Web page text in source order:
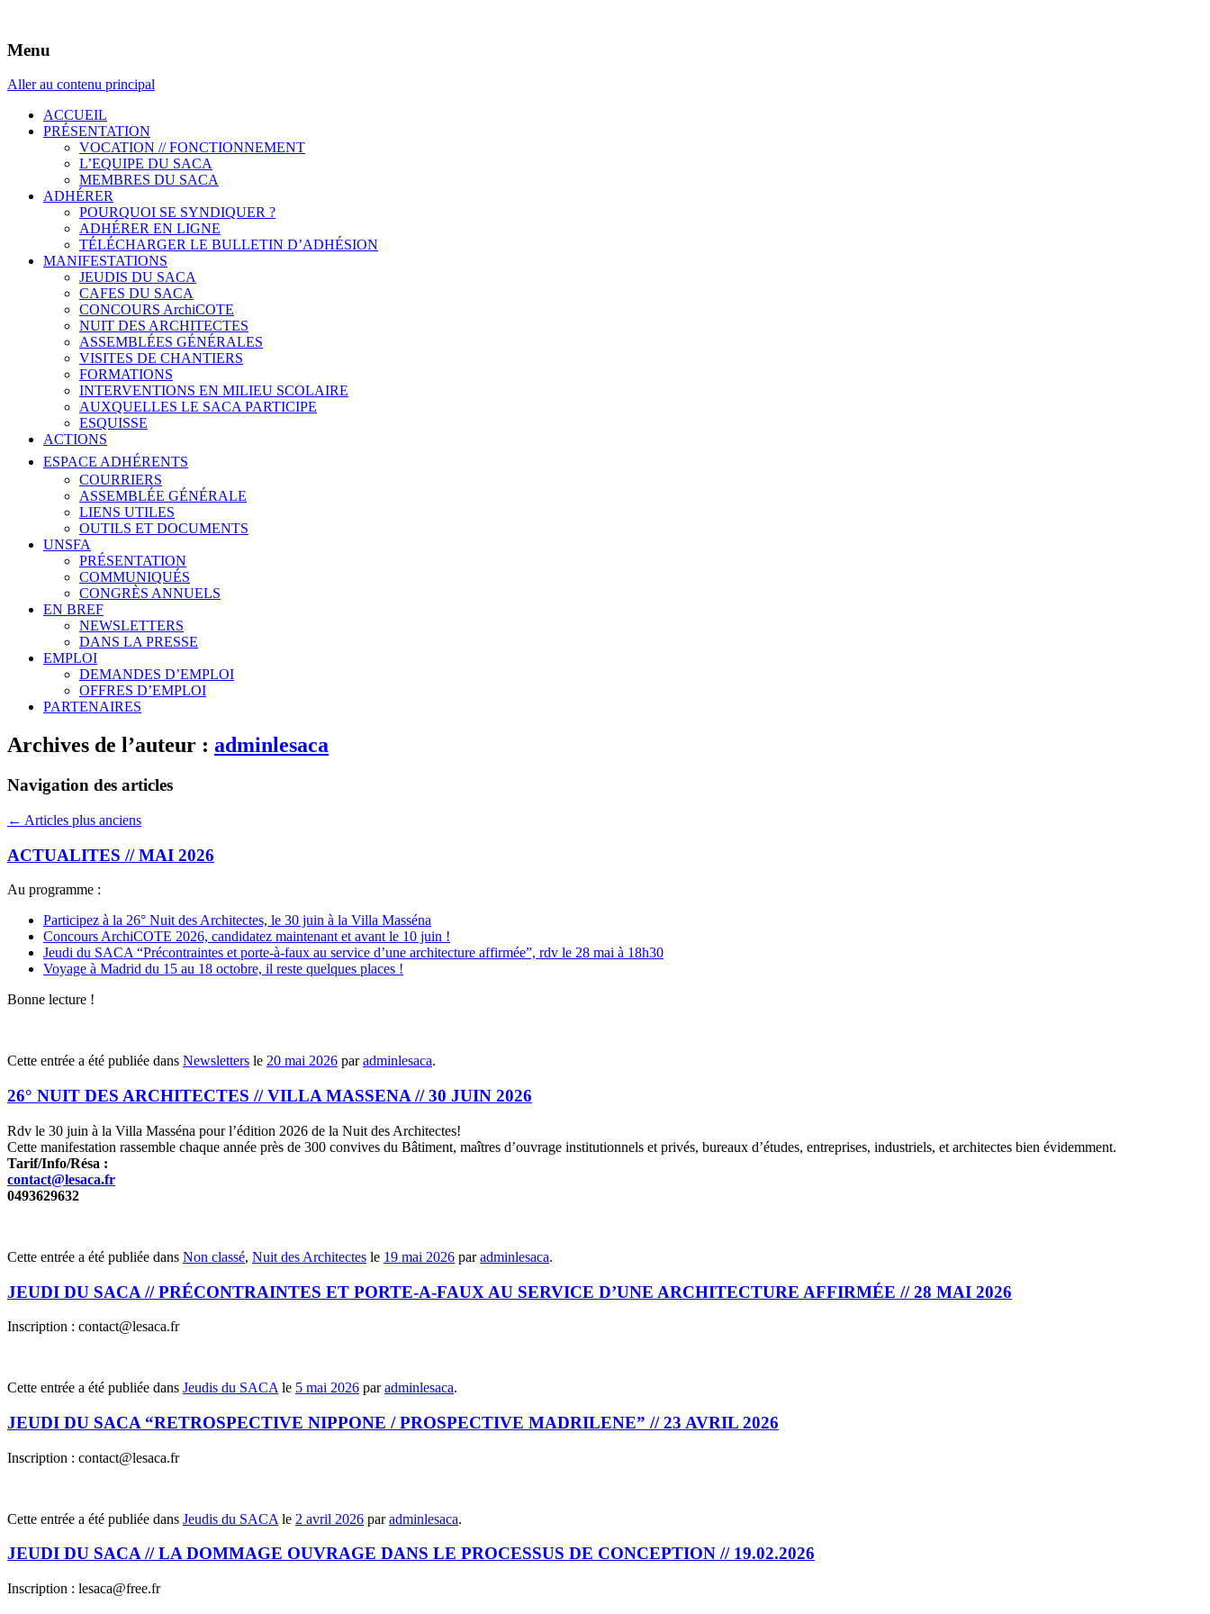
Le SACA
Menu
Aller au contenu principal
ACCUEIL
PRÉSENTATION
VOCATION // FONCTIONNEMENT
L’EQUIPE DU SACA
MEMBRES DU SACA
ADHÉRER
POURQUOI SE SYNDIQUER ?
ADHÉRER EN LIGNE
TÉLÉCHARGER LE BULLETIN D’ADHÉSION
MANIFESTATIONS
JEUDIS DU SACA
CAFES DU SACA
CONCOURS ArchiCOTE
NUIT DES ARCHITECTES
ASSEMBLÉES GÉNÉRALES
VISITES DE CHANTIERS
FORMATIONS
INTERVENTIONS EN MILIEU SCOLAIRE
AUXQUELLES LE SACA PARTICIPE
ESQUISSE
ACTIONS
ESPACE ADHÉRENTS
COURRIERS
ASSEMBLÉE GÉNÉRALE
LIENS UTILES
OUTILS ET DOCUMENTS
UNSFA
PRÉSENTATION
COMMUNIQUÉS
CONGRÈS ANNUELS
EN BREF
NEWSLETTERS
DANS LA PRESSE
EMPLOI
DEMANDES D’EMPLOI
OFFRES D’EMPLOI
PARTENAIRES
Archives de l’auteur : adminlesaca
Navigation des articles
← Articles plus anciens
ACTUALITES // MAI 2026
Au programme :
Participez à la 26° Nuit des Architectes, le 30 juin à la Villa Masséna
Concours ArchiCOTE 2026, candidatez maintenant et avant le 10 juin !
Jeudi du SACA “Précontraintes et porte-à-faux au service d’une architecture affirmée”, rdv le 28 mai à 18h30
Voyage à Madrid du 15 au 18 octobre, il reste quelques places !
Bonne lecture !
Cette entrée a été publiée dans Newsletters le 20 mai 2026 paradminlesaca.
26° NUIT DES ARCHITECTES // VILLA MASSENA // 30 JUIN 2026
Rdv le 30 juin à la Villa Masséna pour l’édition 2026 de la Nuit des Architectes!
Cette manifestation rassemble chaque année près de 300 convives du Bâtiment, maîtres d’ouvrage institutionnels et privés, bureaux d’études, entreprises, industriels, et architectes bien évidemment.
Tarif/Info/Résa :
contact@lesaca.fr
0493629632
Cette entrée a été publiée dans Non classé, Nuit des Architectes le 19 mai 2026 paradminlesaca.
JEUDI DU SACA // PRÉCONTRAINTES ET PORTE-A-FAUX AU SERVICE D’UNE ARCHITECTURE AFFIRMÉE // 28 MAI 2026
Inscription : contact@lesaca.fr
Cette entrée a été publiée dans Jeudis du SACA le 5 mai 2026 paradminlesaca.
JEUDI DU SACA “RETROSPECTIVE NIPPONE / PROSPECTIVE MADRILENE” // 23 AVRIL 2026
Inscription : contact@lesaca.fr
Cette entrée a été publiée dans Jeudis du SACA le 2 avril 2026 paradminlesaca.
JEUDI DU SACA // LA DOMMAGE OUVRAGE DANS LE PROCESSUS DE CONCEPTION // 19.02.2026
Inscription : lesaca@free.fr